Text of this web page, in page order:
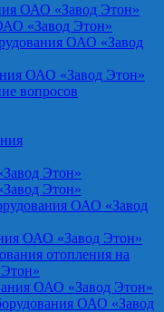
ОАО «Завод Этон»
«Завод Этон»
ОАО «Завод
ОАО «Завод Этон»
вопросов
Этон»
Этон»
ОАО «Завод
ОАО «Завод Этон»
отопления на
ОАО «Завод Этон»
ОАО «Завод